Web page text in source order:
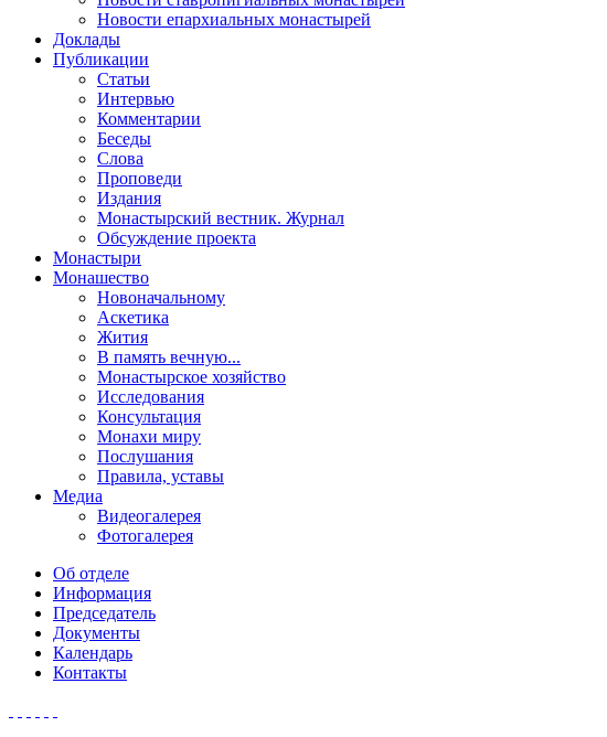
Новости епархиальных монастырей
Доклады
Публикации
Статьи
Интервью
Комментарии
Беседы
Слова
Проповеди
Издания
Монастырский вестник. Журнал
Обсуждение проекта
Монастыри
Монашество
Новоначальному
Аскетика
Жития
В память вечную...
Монастырское хозяйство
Исследования
Консультация
Монахи миру
Послушания
Правила, уставы
Медиа
Видеогалерея
Фотогалерея
Об отделе
Информация
Председатель
Документы
Календарь
Контакты